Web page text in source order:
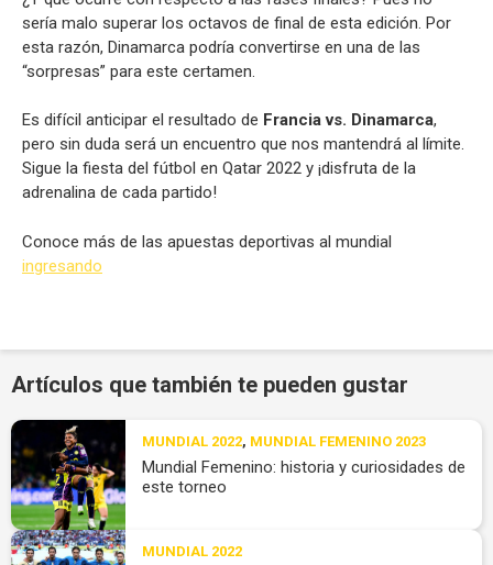
sería malo superar los octavos de final de esta edición. Por
esta razón, Dinamarca podría convertirse en una de las
“sorpresas” para este certamen.
Es difícil anticipar el resultado de Francia vs. Dinamarca,
pero sin duda será un encuentro que nos mantendrá al límite.
Sigue la fiesta del fútbol en Qatar 2022 y ¡disfruta de la
adrenalina de cada partido!
Conoce más de las apuestas deportivas al mundial
ingresando
Artículos que también te pueden gustar
MUNDIAL 2022, MUNDIAL FEMENINO 2023
Mundial Femenino: historia y curiosidades de
este torneo
MUNDIAL 2022